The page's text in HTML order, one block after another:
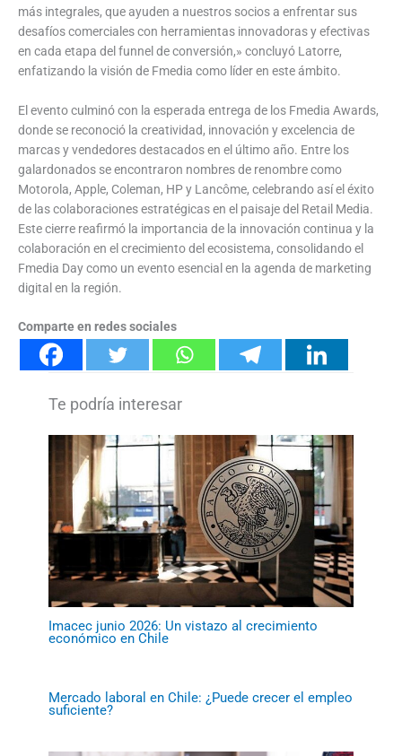
más integrales, que ayuden a nuestros socios a enfrentar sus
desafíos comerciales con herramientas innovadoras y efectivas
en cada etapa del funnel de conversión,» concluyó Latorre,
enfatizando la visión de Fmedia como líder en este ámbito.
El evento culminó con la esperada entrega de los Fmedia Awards,
donde se reconoció la creatividad, innovación y excelencia de
marcas y vendedores destacados en el último año. Entre los
galardonados se encontraron nombres de renombre como
Motorola, Apple, Coleman, HP y Lancôme, celebrando así el éxito
de las colaboraciones estratégicas en el paisaje del Retail Media.
Este cierre reafirmó la importancia de la innovación continua y la
colaboración en el crecimiento del ecosistema, consolidando el
Fmedia Day como un evento esencial en la agenda de marketing
digital en la región.
Comparte en redes sociales
Imacec junio 2026: Un vistazo al crecimiento
económico en Chile
Mercado laboral en Chile: ¿Puede crecer el empleo
suficiente?